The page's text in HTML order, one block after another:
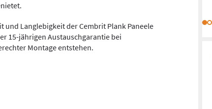
und Langlebigkeit der Cembrit Plank Paneele
15-jährigen Austauschgarantie bei
Montage entstehen.